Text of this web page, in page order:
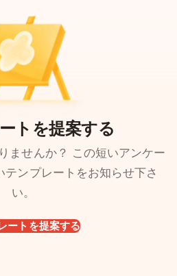
トを提案する
ませんか？ この短いアンケー
テンプレートをお知らせ下さ
い。
ートを提案する